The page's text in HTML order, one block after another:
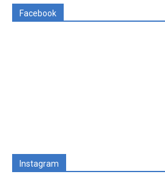
Facebook
Instagram